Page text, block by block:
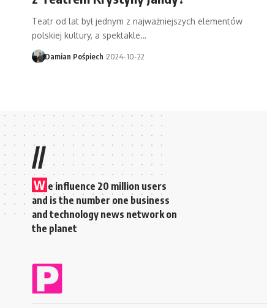
Teatr od lat był jednym z najważniejszych elementów
polskiej kultury, a spektakle…
Damian Pośpiech 2024-10-22
//
W e influence 20 million users
and is the number one business
and technology news network on
the planet